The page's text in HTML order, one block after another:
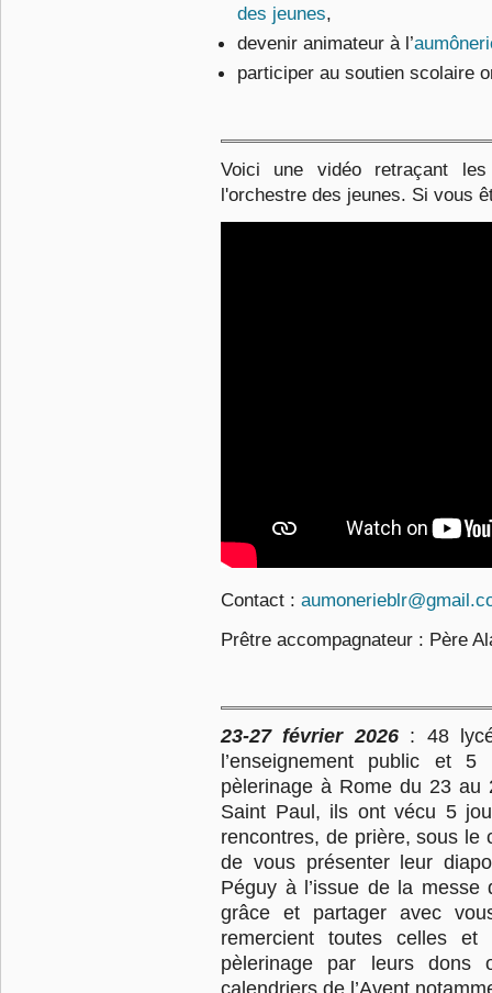
des jeunes,
devenir animateur à l’
participer au soutien scolaire
Voici une vidéo retraçant
l'orchestre des jeunes. Si vous
Contact :
Prêtre accompagnateur : Père
23-27 février 2026 : 48
l’enseignement public et
pèlerinage à Rome du 23 au
Saint Paul, ils ont vécu 5
rencontres, de prière, sous le
de vous présenter leur
Péguy à l’issue de la messe
grâce et partager avec
remercient toutes celles
pèlerinage par leurs
calendriers de l’Avent